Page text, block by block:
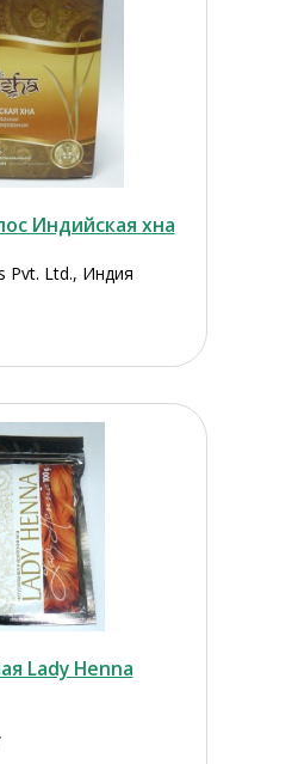
Индийская хна
Pvt. Ltd., Индия
Lady Henna